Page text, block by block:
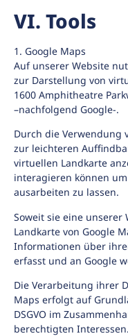
VI. Tools
1. Google Maps
Auf unserer Website
zur Darstellung von
1600 Amphitheatre
–nachfolgend Google-.
Durch die Verwendung
zur leichteren
virtuellen Landkarte
interagieren können
ausarbeiten zu lassen.
Soweit sie eine unserer
Landkarte von Google
Informationen über
erfasst und an Google
Die Verarbeitung ihrer
Maps erfolgt auf
DSGVO im
berechtigten Interessen.